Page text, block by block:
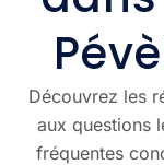
Découvrez les
aux questions
fréquentes